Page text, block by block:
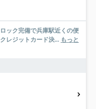
ック完備で兵庫駅近くの便
レジットカード決... もっと